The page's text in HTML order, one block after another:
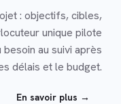
: objectifs, cibles,
unique pilote
au suivi après
délais et le budget.
En savoir plus →